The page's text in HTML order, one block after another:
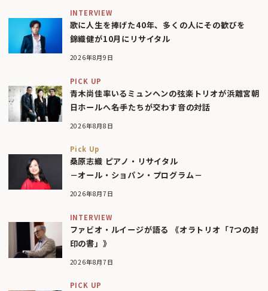
INTERVIEW
歌に人生を捧げた40年、多くの人にその歓びを
錦織健が10月にリサイタル
2026年8月9日
PICK UP
青木尚佳率いるミュンヘンの弦楽トリオが浜離宮朝
日ホールへ――名手たちが交わす音の対話
2026年8月8日
Pick Up
桑原志織 ピアノ・リサイタル
－オール・ショパン・プログラム－
2026年8月7日
INTERVIEW
ファビオ・ルイージが語る 《オラトリオ「7つの封
印の書」》
2026年8月7日
PICK UP